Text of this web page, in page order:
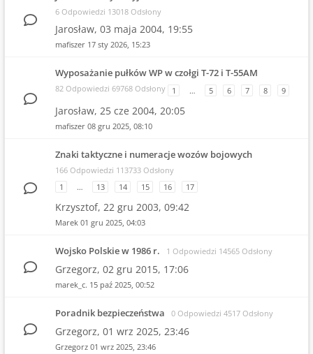
6 Odpowiedzi 13018 Odsłony
Jarosław, 03 maja 2004, 19:55
mafiszer 17 sty 2026, 15:23
Wyposażanie pułków WP w czołgi T-72 i T-55AM
82 Odpowiedzi 69768 Odsłony 1 … 5 6 7 8 9
Jarosław, 25 cze 2004, 20:05
mafiszer 08 gru 2025, 08:10
Znaki taktyczne i numeracje wozów bojowych
166 Odpowiedzi 113733 Odsłony
1
… 13 14 15 16 17
Krzysztof, 22 gru 2003, 09:42
Marek 01 gru 2025, 04:03
Wojsko Polskie w 1986 r. 1 Odpowiedzi 14565 Odsłony
Grzegorz, 02 gru 2015, 17:06
marek_c. 15 paź 2025, 00:52
Poradnik bezpieczeństwa 0 Odpowiedzi 4517 Odsłony
Grzegorz, 01 wrz 2025, 23:46
Grzegorz 01 wrz 2025, 23:46